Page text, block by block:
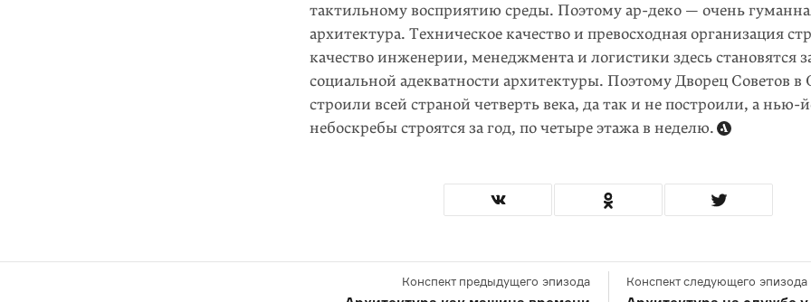
тактильному восприятию среды. Поэтому ар-деко — очень
архитектура. Техническое качество и превосходная организация
качество инженерии, менеджмента и логистики здесь становятся
социальной адекватности архитектуры. Поэтому Дворец Советов
строили всей страной четверть века, да так и не построили, а нью-
небоскребы строятся за год, по четыре этажа в неделю.
Конспект предыдущего эпизода Конспект следующего эпизода